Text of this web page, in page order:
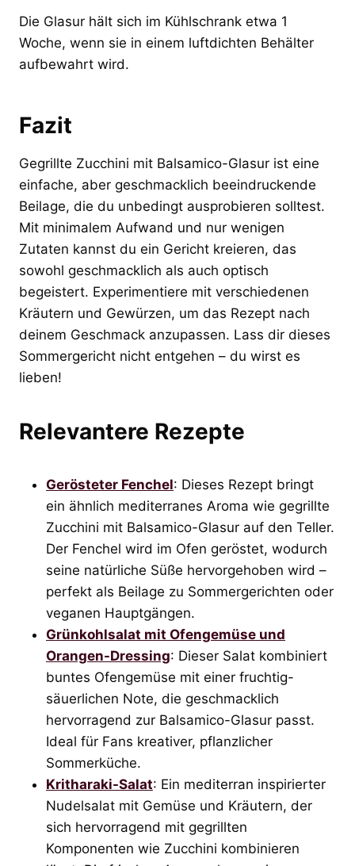
Die Glasur hält sich im Kühlschrank etwa 1
Woche, wenn sie in einem luftdichten Behälter
aufbewahrt wird.
Fazit
Gegrillte Zucchini mit Balsamico-Glasur ist eine
einfache, aber geschmacklich beeindruckende
Beilage, die du unbedingt ausprobieren solltest.
Mit minimalem Aufwand und nur wenigen
Zutaten kannst du ein Gericht kreieren, das
sowohl geschmacklich als auch optisch
begeistert. Experimentiere mit verschiedenen
Kräutern und Gewürzen, um das Rezept nach
deinem Geschmack anzupassen. Lass dir dieses
Sommergericht nicht entgehen – du wirst es
lieben!
Relevantere Rezepte
Gerösteter Fenchel: Dieses Rezept bringt
ein ähnlich mediterranes Aroma wie gegrillte
Zucchini mit Balsamico-Glasur auf den Teller.
Der Fenchel wird im Ofen geröstet, wodurch
seine natürliche Süße hervorgehoben wird –
perfekt als Beilage zu Sommergerichten oder
veganen Hauptgängen.
Grünkohlsalat mit Ofengemüse und
Orangen-Dressing: Dieser Salat kombiniert
buntes Ofengemüse mit einer fruchtig-
säuerlichen Note, die geschmacklich
hervorragend zur Balsamico-Glasur passt.
Ideal für Fans kreativer, pflanzlicher
Sommerküche.
Kritharaki-Salat: Ein mediterran inspirierter
Nudelsalat mit Gemüse und Kräutern, der
sich hervorragend mit gegrillten
Komponenten wie Zucchini kombinieren